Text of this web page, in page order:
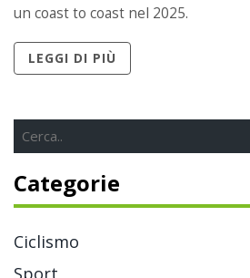
un coast to coast nel 2025.
LEGGI DI PIÙ
Categorie
Ciclismo
Sport